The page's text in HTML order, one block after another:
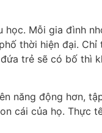
Mỗi gia đình
thời hiện đại.
trẻ sẽ có bố thì
năng động hơn,
cái của họ. Thực